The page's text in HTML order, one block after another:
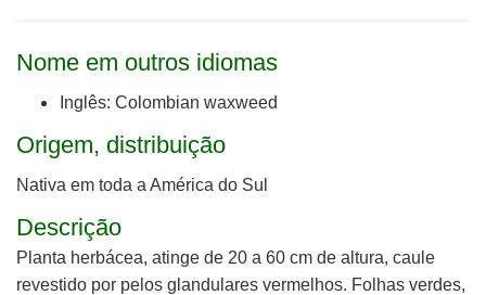
Nome em outros idiomas
Inglês: Colombian waxweed
Origem, distribuição
Nativa em toda a América do Sul
Descrição
Planta herbácea, atinge de 20 a 60 cm de altura, caule
revestido por pelos glandulares vermelhos. Folhas verdes,